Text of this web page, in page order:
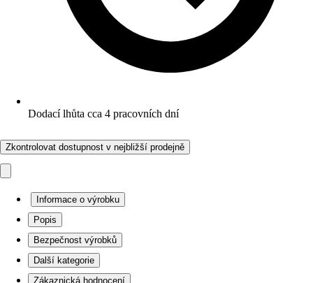
Dodací lhůta cca 4 pracovních dní
Zkontrolovat dostupnost v nejbližší prodejně
Informace o výrobku
Popis
Bezpečnost výrobků
Další kategorie
Zákaznická hodnocení